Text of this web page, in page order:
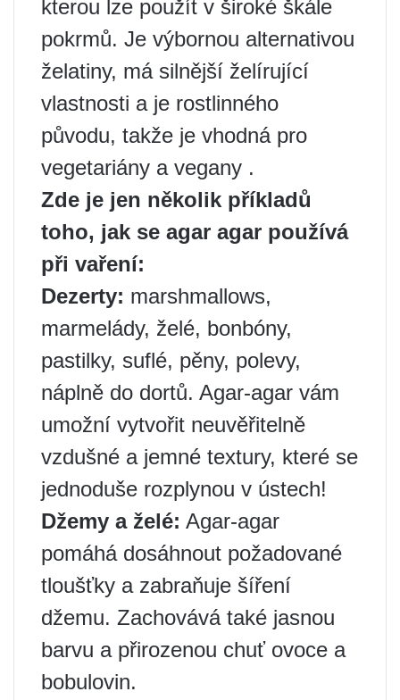
kterou lze použít v široké škále
pokrmů. Je výbornou alternativou
želatiny, má silnější želírující
vlastnosti a je rostlinného
původu, takže je vhodná pro
vegetariány a vegany .
Zde je jen několik příkladů
toho, jak se agar agar používá
při vaření:
Dezerty: marshmallows,
marmelády, želé, bonbóny,
pastilky, suflé, pěny, polevy,
náplně do dortů. Agar-agar vám
umožní vytvořit neuvěřitelně
vzdušné a jemné textury, které se
jednoduše rozplynou v ústech!
Džemy a želé: Agar-agar
pomáhá dosáhnout požadované
tloušťky a zabraňuje šíření
džemu. Zachovává také jasnou
barvu a přirozenou chuť ovoce a
bobulovin.